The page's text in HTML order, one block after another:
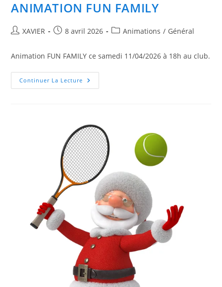
ANIMATION FUN FAMILY
Auteur/autrice
la
publication :
XAVIER
Publication
8 avril 2026
PostAnimations / Général
Animation FUN FAMILY ce samedi 11/04/2026 à 18h au club.
Continuer La Lecture ANIMATION
FUN